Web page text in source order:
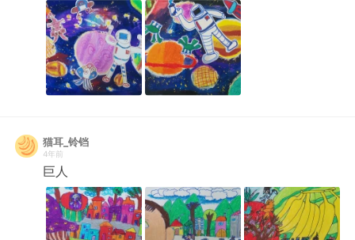
猫耳_铃铛
4年前
巨人